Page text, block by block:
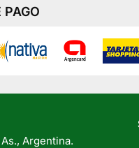
PAGO
Argentina.